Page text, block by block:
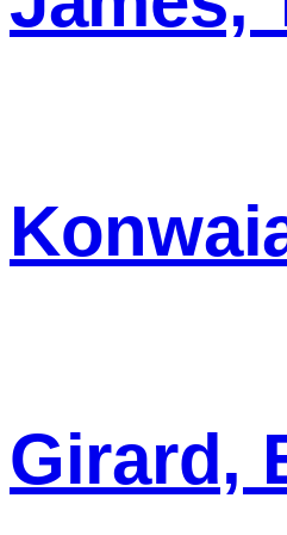
Girard,